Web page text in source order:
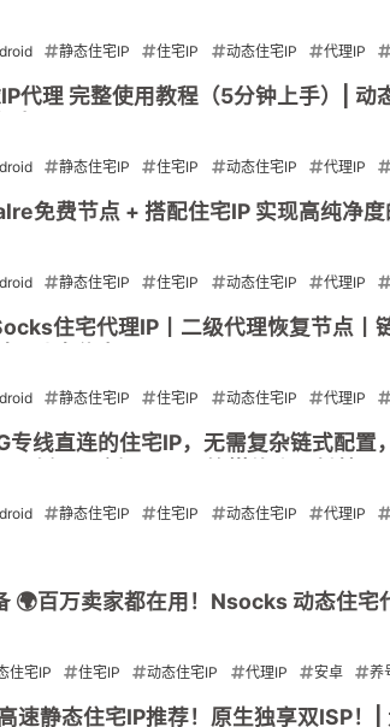
静态住宅IP 住宅IP 动态住宅IP 代理IP
代理 完整使用教程（5分钟上手）| 动
静态住宅IP 住宅IP 动态住宅IP 代理IP
免费节点 + 搭配住宅IP 实现高纯净
静态住宅IP 住宅IP 动态住宅IP 代理IP
住宅代理IP丨二级代理恢复节点丨
静态住宅IP 住宅IP 动态住宅IP 代理IP
专线直连的住宅IP，无需复杂链式配
静态住宅IP 住宅IP 动态住宅IP 代理IP
🌍百万卖家都在用！Nsocks 动态住宅
住宅IP 住宅IP 动态住宅IP 代理IP 安卓 养
速静态住宅IP推荐！原生独享双ISP！